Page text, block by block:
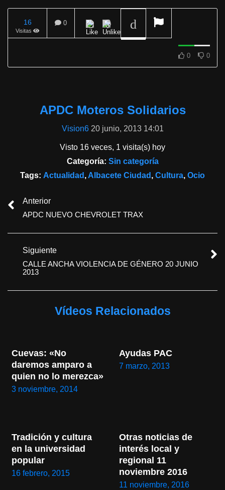
16
Visitas
0
0 0
APDC Moteros Solidarios
Vision6 20 junio, 2013 14:01
Visto 16 veces, 1 visita(s) hoy
Categoría: Sin categoría
Tags: Actualidad , Albacete Ciudad , Cultura, Ocio
Anterior
APDC NUEVO CHEVROLET TRAX
Siguiente
CALLE ANCHA VIOLENCIA DE GÉNERO 20 JUNIO
2013
Vídeos Relacionados
Cuevas: «No
daremos amparo a
quien no lo merezca»
3 noviembre, 2014
Ayudas PAC
7 marzo, 2013
Tradición y cultura
en la universidad
popular
16 febrero, 2015
Otras noticias de
interés local y
regional 11
noviembre 2016
11 noviembre, 2016